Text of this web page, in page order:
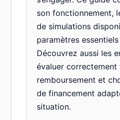
son fonctionnement,
de simulations
paramètres
Découvrez aussi les
évaluer
remboursement et
de financement
situation.